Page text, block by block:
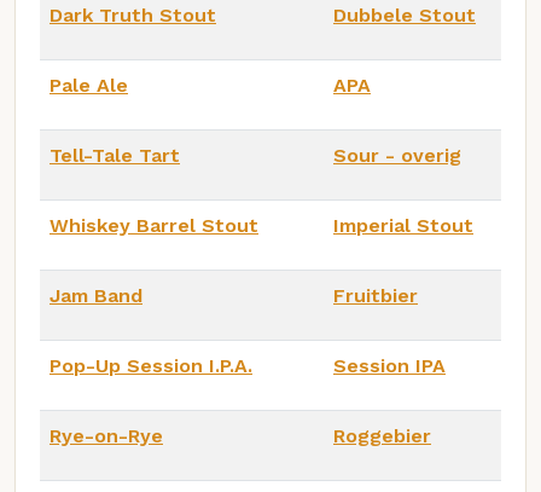
Dark Truth Stout Dubbele Stout
Pale Ale APA
Tell-Tale Tart Sour - overig
Whiskey Barrel Stout Imperial Stout
Jam Band Fruitbier
Pop-Up Session I.P.A. Session IPA
Rye-on-Rye Roggebier